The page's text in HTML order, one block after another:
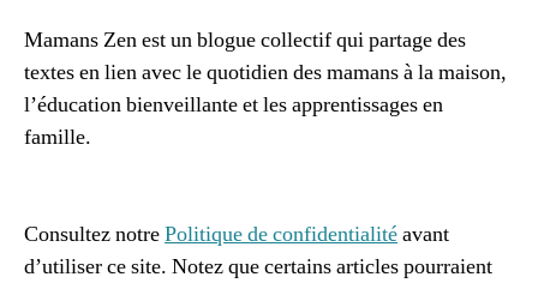
Mamans Zen est un blogue collectif qui partage des
textes en lien avec le quotidien des mamans à la maison,
l’éducation bienveillante et les apprentissages en
famille.
Consultez notrePolitique de confidentialitéavant
d’utiliser ce site. Notez que certains articles pourraient